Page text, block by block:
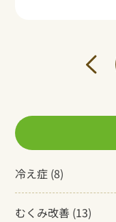
冷え症 (8)
むくみ改善 (13)